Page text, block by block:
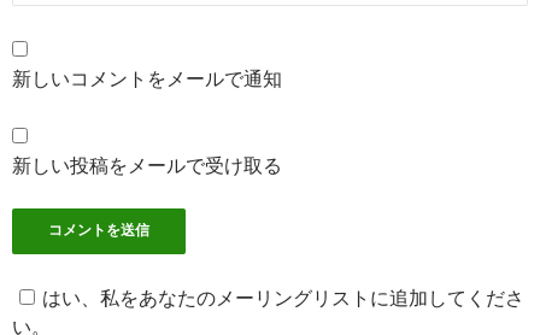
新しいコメントをメールで通知
新しい投稿をメールで受け取る
はい、私をあなたのメーリングリストに追加してくださ
い。